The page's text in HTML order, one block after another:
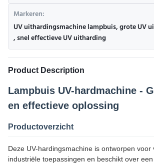
Markeren:
UV uithardingsmachine lampbuis,grote UV
,snel effectieve UV uitharding
Product Description
Lampbuis UV-hardmachine -
en effectieve oplossing
Productoverzicht
Deze UV-hardingsmachine is ontworpen voor
industriële toepassingen en beschikt over